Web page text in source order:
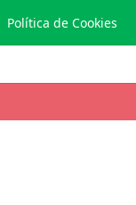
Política de Cookies